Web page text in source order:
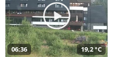
06:36 19,2 °C